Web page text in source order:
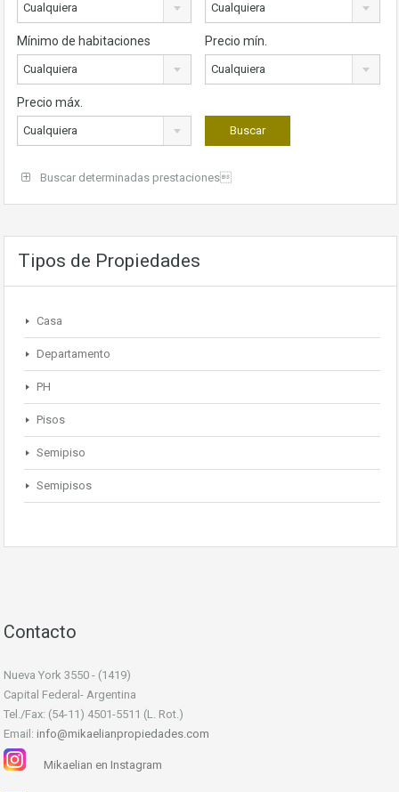
Cualquiera Cualquiera
Mínimo de habitaciones
Cualquiera
Precio mín.
Cualquiera
Precio máx.
Cualquiera
Buscar determinadas prestaciones
Tipos de Propiedades
Casa
Departamento
PH
Pisos
Semipiso
Semipisos
Contacto
Nueva York 3550 - (1419)
Capital Federal- Argentina
Tel./Fax: (54-11) 4501-5511 (L. Rot.)
Email: info@mikaelianpropiedades.com
Mikaelian en Instagram